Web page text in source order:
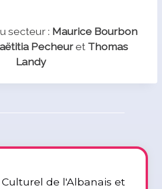
secteur : Maurice Bourbon
Pecheuret Thomas
Landy
de l'Albanais et